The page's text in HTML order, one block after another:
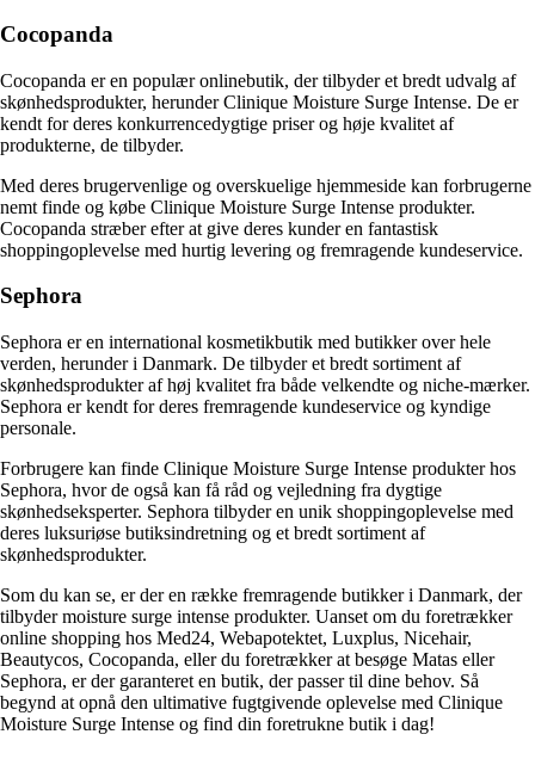
Cocopanda
Cocopanda er en populær onlinebutik, der tilbyder et bredt udvalg af
skønhedsprodukter, herunder Clinique Moisture Surge Intense. De er
kendt for deres konkurrencedygtige priser og høje kvalitet af
produkterne, de tilbyder.
Med deres brugervenlige og overskuelige hjemmeside kan forbrugerne
nemt finde og købe Clinique Moisture Surge Intense produkter.
Cocopanda stræber efter at give deres kunder en fantastisk
shoppingoplevelse med hurtig levering og fremragende kundeservice.
Sephora
Sephora er en international kosmetikbutik med butikker over hele
verden, herunder i Danmark. De tilbyder et bredt sortiment af
skønhedsprodukter af høj kvalitet fra både velkendte og niche-mærker.
Sephora er kendt for deres fremragende kundeservice og kyndige
personale.
Forbrugere kan finde Clinique Moisture Surge Intense produkter hos
Sephora, hvor de også kan få råd og vejledning fra dygtige
skønhedseksperter. Sephora tilbyder en unik shoppingoplevelse med
deres luksuriøse butiksindretning og et bredt sortiment af
skønhedsprodukter.
Som du kan se, er der en række fremragende butikker i Danmark, der
tilbyder moisture surge intense produkter. Uanset om du foretrækker
online shopping hos Med24, Webapotektet, Luxplus, Nicehair,
Beautycos, Cocopanda, eller du foretrækker at besøge Matas eller
Sephora, er der garanteret en butik, der passer til dine behov. Så
begynd at opnå den ultimative fugtgivende oplevelse med Clinique
Moisture Surge Intense og find din foretrukne butik i dag!